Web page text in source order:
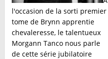
l'occasion de la sorti premier
tome de Brynn apprentie
chevaleresse, le talentueux
Morgann Tanco nous parle
de cette série jubilatoire